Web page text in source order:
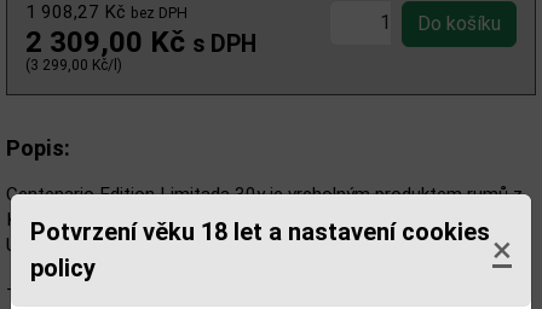
Potvrzení věku 18 let a nastavení cookies
policy
×
1 908,27 Kč bez DPH
2 309,00 Kč s DPH
(3 299,00 Kč/l)
Popis:
Centenario Edition Limitada 30y je vrcholným produktem rumů z
Kostariky. Jde o limitovanou edici, vyrobenou systémem solera.
Ultraprémiový a výjimečný blend z rumů o stáří 8 až 30 let.
Třicetileté Centario za poslední léta získalo hned 9 zlatých nebo